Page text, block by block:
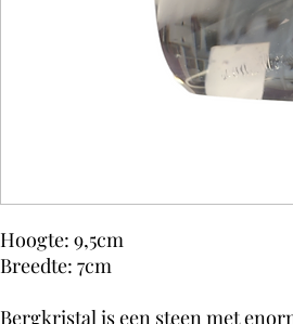
Hoogte: 9,5cm
Breedte: 7cm
Bergkristal is een steen met